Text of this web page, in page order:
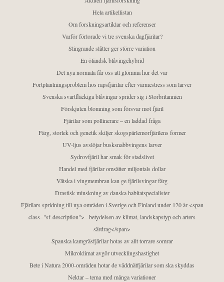
Hela artikellistan
Om forskningsartiklar och referenser
Varför förlorade vi tre svenska dagfjärilar?
Slingrande slåtter ger större variation
En öländsk blåvingehybrid
Det nya normala får oss att glömma hur det var
Fortplantningsproblem hos rapsfjärilar efter värmestress som larver
Svenska svartfläckiga blåvingar sprider sig i Storbritannien
Förskjuten blomning som försvar mot fjäril
Fjärilar som pollinerare – en laddad fråga
Färg, storlek och genetik skiljer skogspärlemorfjärilens former
UV-ljus avslöjar busksnabbvingens larver
Sydrovfjäril har smak för stadslivet
Handel med fjärilar omsätter miljontals dollar
Vätska i vingmembran kan ge fjärilsvingar färg
Drastisk minskning av danska habitatspecialister
Fjärilars spridning till nya områden i Sverige och Finland under 120 år <span
class="sf-description">– betydelsen av klimat, landskapstyp och arters
särdrag</span>
Spanska kamgräsfjärilar hotas av allt torrare somrar
Mikroklimat avgör utvecklingshastighet
Bete i Natura 2000-områden hotar de väddnätfjärilar som ska skyddas
Nektar – tema med många variationer